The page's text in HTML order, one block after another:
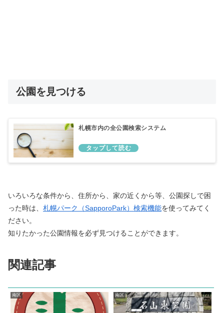
公園を見つける
札幌市内の全公園検索システム
いろいろな条件から、住所から、家の近くから等、公園探しで困
った時は、 札幌パーク（SapporoPark）検索機能を使ってみてく
ださい。
知りたかった公園情報を必ず見つけることができます。
関連記事
南区 南区